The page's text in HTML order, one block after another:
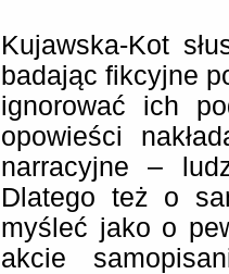
Kujawska-Kot
badając fikcyjne
ignorować ich
opowieści
narracyjne –
Dlatego też o
myśleć jako o
akcie